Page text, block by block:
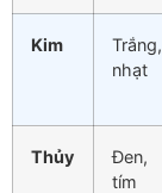
Kim
Trắng,
nhạt
Thủy
Đen,
tím